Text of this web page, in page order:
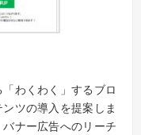
わくわく」するブロ
ツの導入を提案しま
ナー広告へのリーチ